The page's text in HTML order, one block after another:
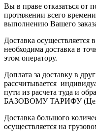
Вы в праве отказаться от
протяжении всего
выполнению Вашего
Доставка осуществляется
необходима доставка в
этом оператору.
Доплата за доставку в
рассчитывается
пути из расчета туда и
БАЗОВОМУ ТАРИФУ
Доставка большого
осуществляется на